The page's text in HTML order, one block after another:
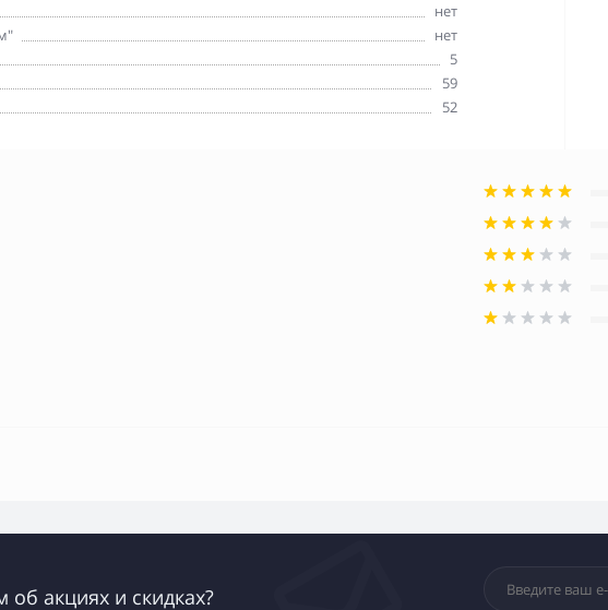
нет
нет
5
59
52
об акциях и скидках?